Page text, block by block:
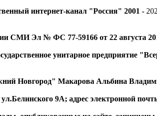
интернет-канал "Россия" 2001 -
СМИ Эл № ФС 77-59166 от 22 августа
унитарное предприятие
Новгород" Макарова Альбина
9А; адрес электронной